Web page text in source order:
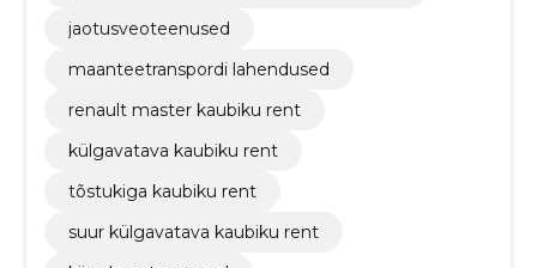
jaotusveoteenused
maanteetranspordi lahendused
renault master kaubiku rent
külgavatava kaubiku rent
tõstukiga kaubiku rent
suur külgavatava kaubiku rent